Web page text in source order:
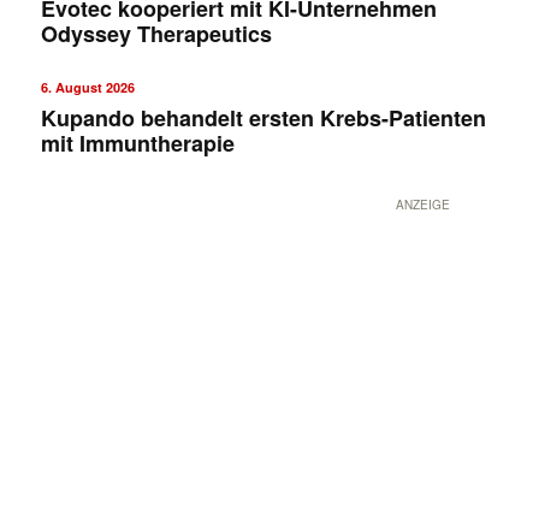
Evotec kooperiert mit KI-Unternehmen
Odyssey Therapeutics
6. August 2026
Kupando behandelt ersten Krebs-Patienten
mit Immuntherapie
ANZEIGE